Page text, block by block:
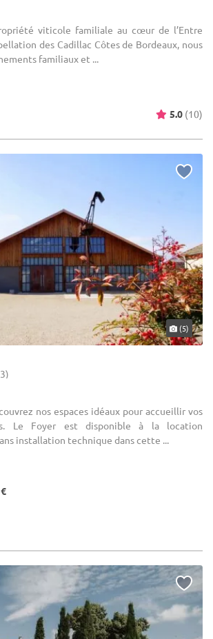
viticole familiale au cœur de l’Entre
des Cadillac Côtes de Bordeaux, nous
familiaux et ...
5.0 (10)
(5)
nos espaces idéaux pour accueillir vos
Le Foyer est disponible à la location
installation technique dans cette ...